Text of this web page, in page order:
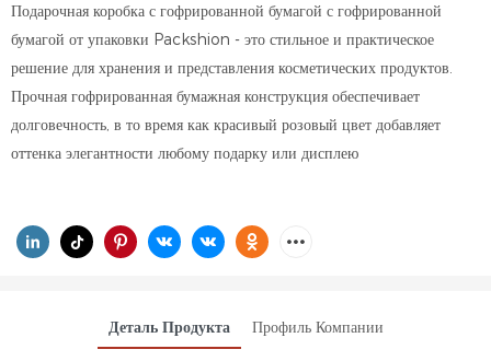
Подарочная коробка с гофрированной бумагой с гофрированной
бумагой от упаковки Packshion - это стильное и практическое
решение для хранения и представления косметических продуктов.
Прочная гофрированная бумажная конструкция обеспечивает
долговечность, в то время как красивый розовый цвет добавляет
оттенка элегантности любому подарку или дисплею
Деталь Продукта Профиль Компании